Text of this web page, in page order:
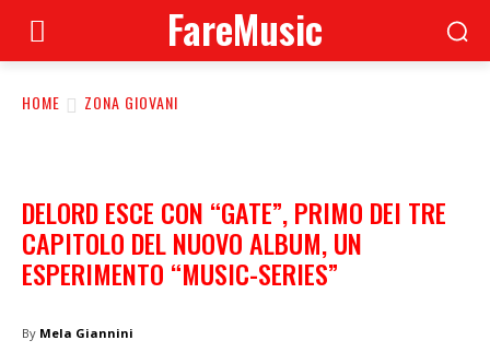
FareMusic
HOME ZONA GIOVANI
DELORD ESCE CON “GATE”, PRIMO DEI TRE
CAPITOLO DEL NUOVO ALBUM, UN
ESPERIMENTO “MUSIC-SERIES”
By Mela Giannini